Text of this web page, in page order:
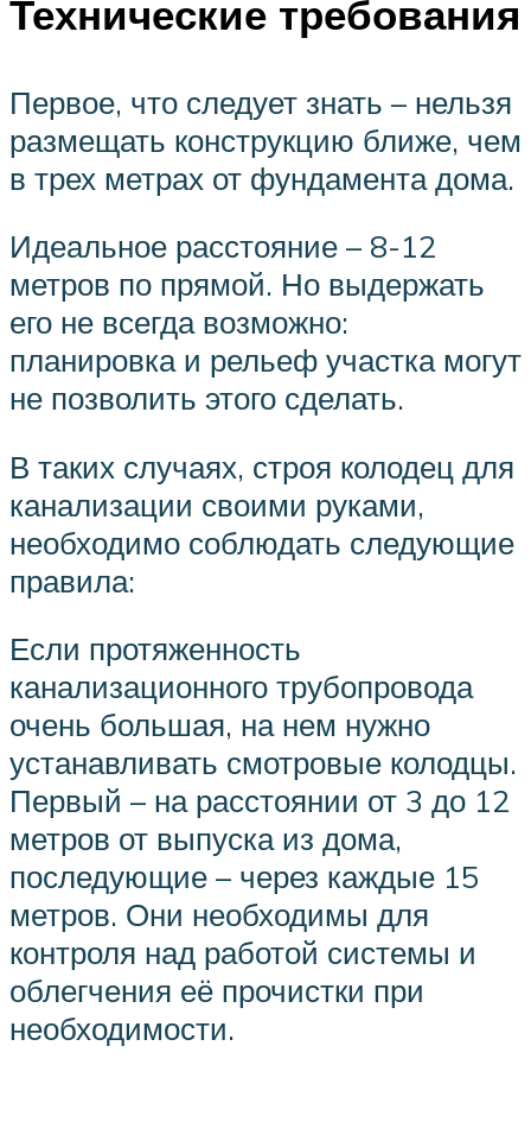
Технические требования
Первое, что следует знать – нельзя
размещать конструкцию ближе, чем
в трех метрах от фундамента дома.
Идеальное расстояние – 8-12
метров по прямой. Но выдержать
его не всегда возможно:
планировка и рельеф участка могут
не позволить этого сделать.
В таких случаях, строя колодец для
канализации своими руками,
необходимо соблюдать следующие
правила:
Если протяженность
канализационного трубопровода
очень большая, на нем нужно
устанавливать смотровые колодцы.
Первый – на расстоянии от 3 до 12
метров от выпуска из дома,
последующие – через каждые 15
метров. Они необходимы для
контроля над работой системы и
облегчения её прочистки при
необходимости.